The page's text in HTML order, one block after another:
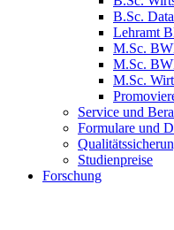
B.Sc.
Lehramt
M.Sc.
M.Sc.
M.Sc.
Service und
Formulare und
Studienpreise
Forschung